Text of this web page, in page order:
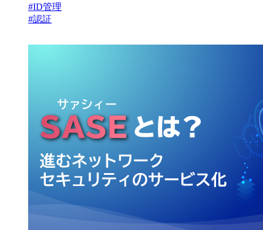
#ID管理
#認証